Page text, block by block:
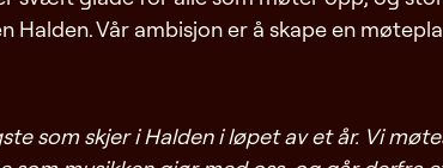
Vår ambisjon er å skape en
som skjer i Halden i løpet av et år. Vi